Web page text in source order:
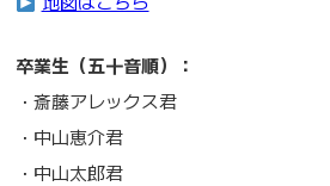
卒業生（五十音順）：
・斎藤アレックス君
・中山恵介君
・中山太郎君